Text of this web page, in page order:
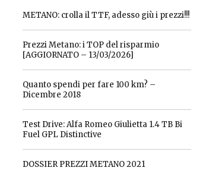
METANO: crolla il TTF, adesso giù i prezzi!!!
Prezzi Metano: i TOP del risparmio
[AGGIORNATO – 13/03/2026]
Quanto spendi per fare 100 km? –
Dicembre 2018
Test Drive: Alfa Romeo Giulietta 1.4 TB Bi
Fuel GPL Distinctive
DOSSIER PREZZI METANO 2021